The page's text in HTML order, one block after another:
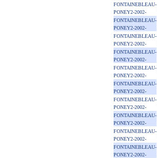
FONTAINEBLEAU-
PONEY2-2002-
FONTAINEBLEAU-
PONEY2-2002-
FONTAINEBLEAU-
PONEY2-2002-
FONTAINEBLEAU-
PONEY2-2002-
FONTAINEBLEAU-
PONEY2-2002-
FONTAINEBLEAU-
PONEY2-2002-
FONTAINEBLEAU-
PONEY2-2002-
FONTAINEBLEAU-
PONEY2-2002-
FONTAINEBLEAU-
PONEY2-2002-
FONTAINEBLEAU-
PONEY2-2002-